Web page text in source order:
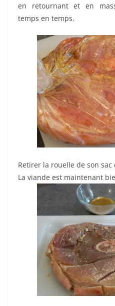
en retournant et en
temps en temps.
Retirer la rouelle de son
La viande est maintenant